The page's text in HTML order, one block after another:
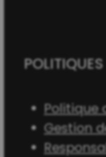
POLITIQUES
Politique
Gestion